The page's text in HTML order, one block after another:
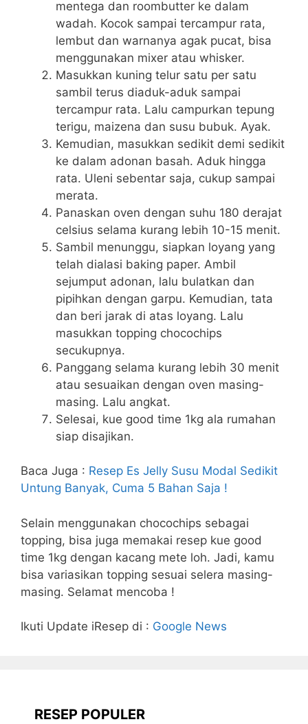
mentega dan roombutter ke dalam
wadah. Kocok sampai tercampur rata,
lembut dan warnanya agak pucat, bisa
menggunakan mixer atau whisker.
Masukkan kuning telur satu per satu
sambil terus diaduk-aduk sampai
tercampur rata. Lalu campurkan tepung
terigu, maizena dan susu bubuk. Ayak.
Kemudian, masukkan sedikit demi sedikit
ke dalam adonan basah. Aduk hingga
rata. Uleni sebentar saja, cukup sampai
merata.
Panaskan oven dengan suhu 180 derajat
celsius selama kurang lebih 10-15 menit.
Sambil menunggu, siapkan loyang yang
telah dialasi baking paper. Ambil
sejumput adonan, lalu bulatkan dan
pipihkan dengan garpu. Kemudian, tata
dan beri jarak di atas loyang. Lalu
masukkan topping chocochips
secukupnya.
Panggang selama kurang lebih 30 menit
atau sesuaikan dengan oven masing-
masing. Lalu angkat.
Selesai, kue good time 1kg ala rumahan
siap disajikan.
Baca Juga : Resep Es Jelly Susu Modal Sedikit
Untung Banyak, Cuma 5 Bahan Saja !
Selain menggunakan chocochips sebagai
topping, bisa juga memakai resep kue good
time 1kg dengan kacang mete loh. Jadi, kamu
bisa variasikan topping sesuai selera masing-
masing. Selamat mencoba !
Ikuti Update iResep di : Google News
RESEP POPULER